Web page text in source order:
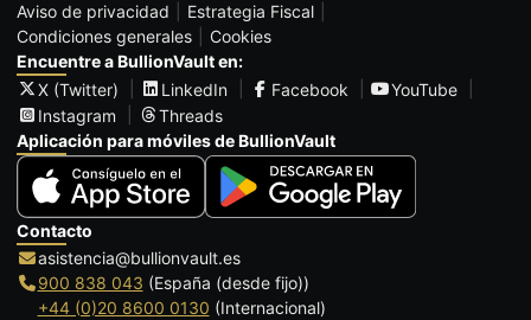
Aviso de privacidad
Estrategia Fiscal
Condiciones generales
Cookies
Encuentre a BullionVault en:
X (Twitter)
LinkedIn Facebook
YouTube
Instagram
Threads
Aplicación para móviles de BullionVault
Contacto
asistencia@bullionvault.es
900 838 043 (España (desde fijo))
+44 (0)20 8600 0130 (Internacional)